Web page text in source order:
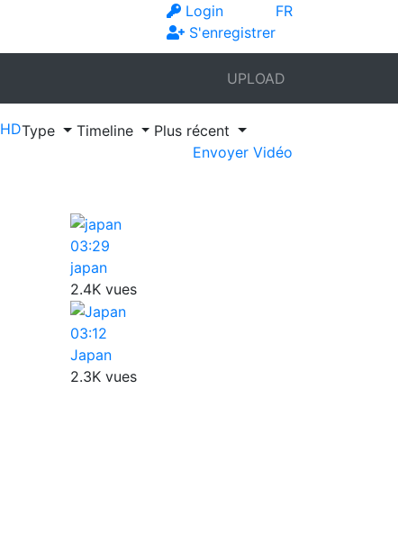
FR
Login
S'enregistrer
UPLOAD
HDType Timeline
Plus récent
Envoyer Vidéo
03:29
japan
2.4K vues
03:12
Japan
2.3K vues